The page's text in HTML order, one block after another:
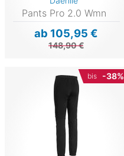
Pants Pro 2.0 Wmn
ab 105,95 €
148,90 €
bis -38%